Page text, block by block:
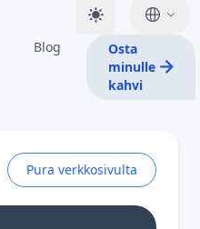
Blog
Osta
minulle
kahvi
Pura verkkosivulta